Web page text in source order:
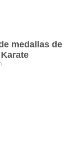
medallas de